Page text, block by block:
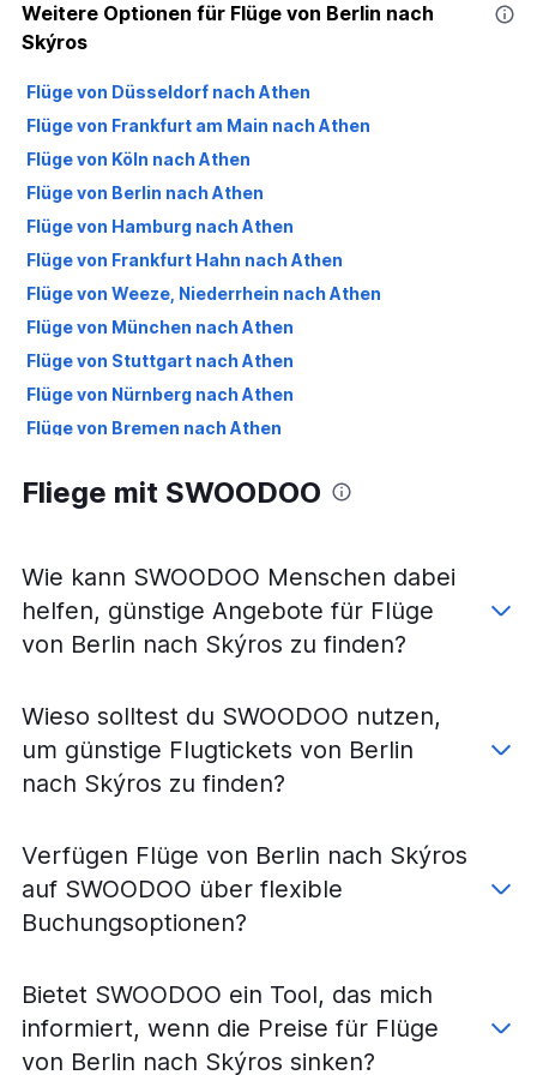
Weitere Optionen für Flüge von Berlin nach
Skýros
Flüge von Düsseldorf nach Athen
Flüge von Frankfurt am Main nach Athen
Flüge von Köln nach Athen
Flüge von Berlin nach Athen
Flüge von Hamburg nach Athen
Flüge von Frankfurt Hahn nach Athen
Flüge von Weeze, Niederrhein nach Athen
Flüge von München nach Athen
Flüge von Stuttgart nach Athen
Flüge von Nürnberg nach Athen
Flüge von Bremen nach Athen
Flüge von Hannover nach Athen
Flüge von Münster nach Athen
Flüge von Dresden nach Athen
Flüge von Friedrichshafen nach Athen
Flüge von Frankfurt am Main nach Skýros
Flüge von Erfurt nach Athen
Flüge von München nach Skýros
Flüge von Kassel nach Athen
Flüge von Saarbrücken nach Athen
Fliege mit SWOODOO
Wie kann SWOODOO Menschen dabei
helfen, günstige Angebote für Flüge
von Berlin nach Skýros zu finden?
Wieso solltest du SWOODOO nutzen,
um günstige Flugtickets von Berlin
nach Skýros zu finden?
Verfügen Flüge von Berlin nach Skýros
auf SWOODOO über flexible
Buchungsoptionen?
Bietet SWOODOO ein Tool, das mich
informiert, wenn die Preise für Flüge
von Berlin nach Skýros sinken?